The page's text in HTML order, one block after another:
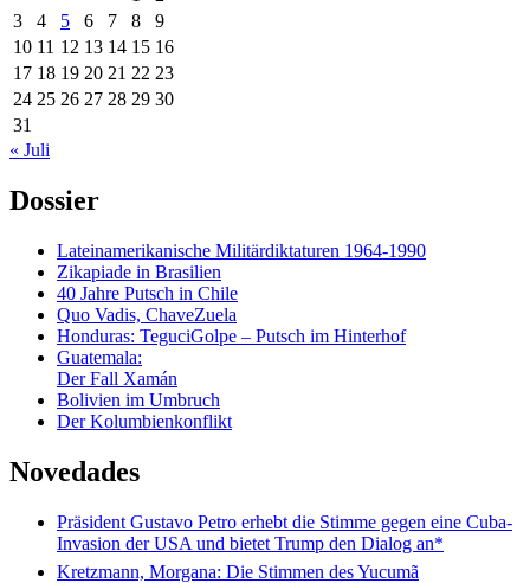
3
4 5 6 7 8
9
10 11 12 13 14 15 16
17 18 19 20 21 22 23
24 25 26 27 28 29 30
31
« Juli
Dossier
Lateinamerikanische Militärdiktaturen 1964-1990
Zikapiade in Brasilien
40 Jahre Putsch in Chile
Quo Vadis, ChaveZuela
Honduras: TeguciGolpe – Putsch im Hinterhof
Guatemala:
Der Fall Xamán
Bolivien im Umbruch
Der Kolumbienkonflikt
Novedades
Präsident Gustavo Petro erhebt die Stimme gegen eine Cuba-
Invasion der USA und bietet Trump den Dialog an*
Kretzmann, Morgana: Die Stimmen des Yucumã